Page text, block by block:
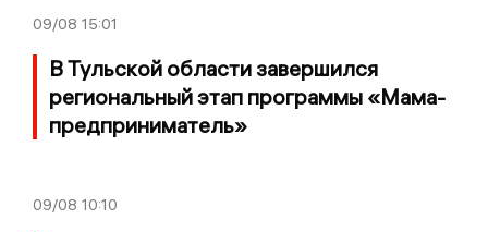
09/08 15:01
В Тульской области завершился
региональный этап программы «Мама-
предприниматель»
09/08 10:10